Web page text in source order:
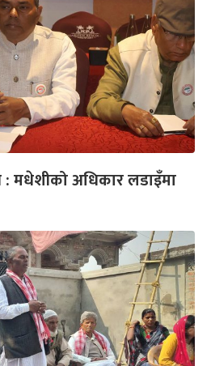
: मधेशीको अधिकार लडाइँमा